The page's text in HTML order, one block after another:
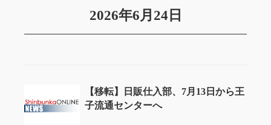
2026年6月24日
【移転】日販仕入部、7月13日から王
子流通センターへ